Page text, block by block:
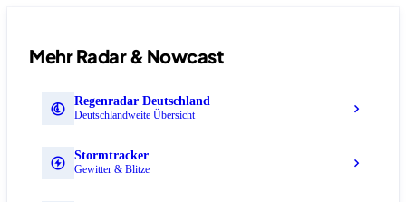
Mehr Radar & Nowcast
Regenradar Deutschland
Deutschlandweite Übersicht
Stormtracker
Gewitter & Blitze